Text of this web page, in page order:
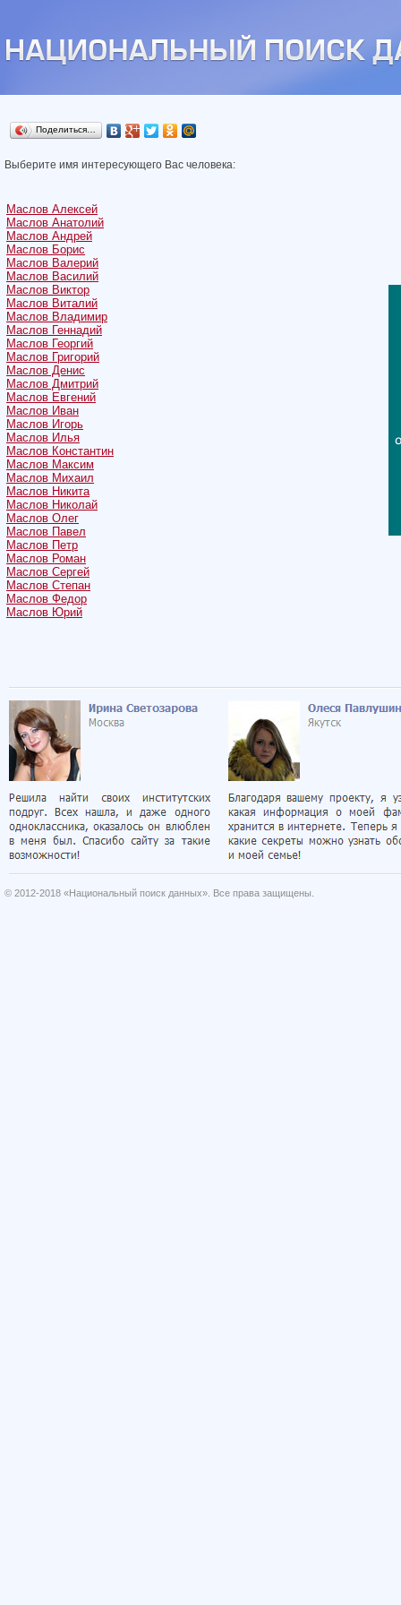
Поделиться…
Выберите имя интересующего Вас человека:
Маслов Алексей
Маслов Анатолий
Маслов Андрей
Маслов Борис
Маслов Валерий
Маслов Василий
Маслов Виктор
Маслов Виталий
Маслов Владимир
Маслов Геннадий
Маслов Георгий
Маслов Григорий
Маслов Денис
Маслов Дмитрий
Маслов Евгений
Маслов Иван
Маслов Игорь
Маслов Илья
Маслов Константин
Маслов Максим
Маслов Михаил
Маслов Никита
Маслов Николай
Маслов Олег
Маслов Павел
Маслов Петр
Маслов Роман
Маслов Сергей
Маслов Степан
Маслов Федор
Маслов Юрий
© 2012-2018 «Национальный поиск данных». Все права защищены.